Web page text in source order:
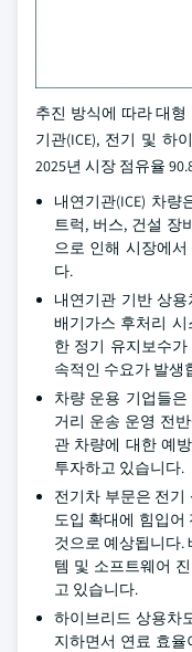
추진 방식에 따라 대
기관(ICE), 전기 및 하
2025년 시장 점유율
내연기관(ICE) 차
트럭, 버스, 건설 장
으로 인해 시장에
다.
내연기관 기반 상
배기가스 후처리
한 정기 유지보수
속적인 수요가 발생
차량 운용 기업들
거리 운송 운영 전
관 차량에 대한 예
투자하고 있습니다.
전기차 부문은 전기
도입 확대에 힘입어
것으로 예상됩니다.
템 및 소프트웨어
고 있습니다.
하이브리드 상용차
지하면서 연료 효